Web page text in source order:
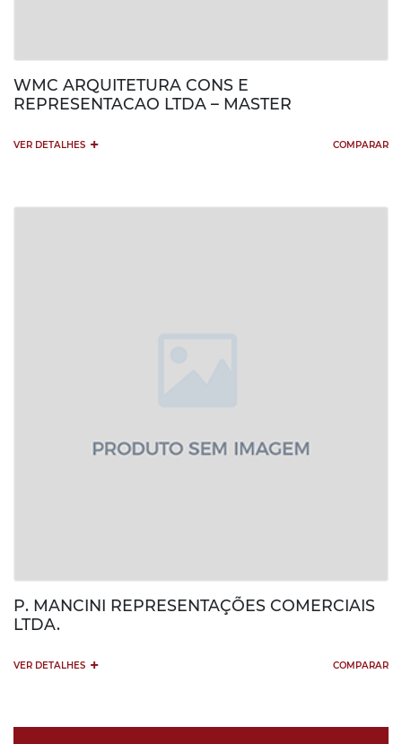
WMC ARQUITETURA CONS E
REPRESENTACAO LTDA – MASTER
VER DETALHES + COMPARAR
P. MANCINI REPRESENTAÇÕES COMERCIAIS
LTDA.
VER DETALHES + COMPARAR